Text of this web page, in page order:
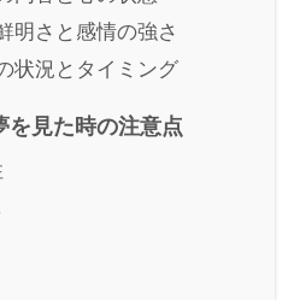
明さと感情の強さ
状況とタイミング
を見た時の注意点